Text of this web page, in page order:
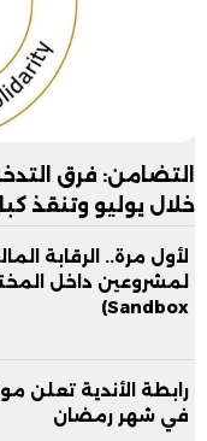
خلال يوليو وتنقذ كبارًا
لأول مرة.. الرقابة
Sandbox)
رابطة الأندية تعلن
في شهر رمضان